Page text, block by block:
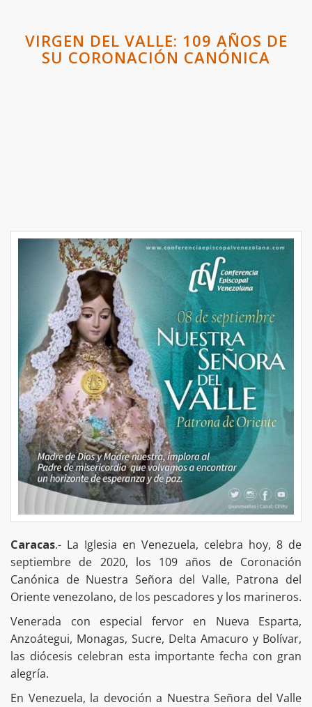
VIRGEN DEL VALLE: 109 AÑOS DE
SU CORONACIÓN CANÓNICA
Caracas.- La Iglesia en Venezuela, celebra hoy, 8 de
septiembre de 2020, los 109 años de Coronación
Canónica de Nuestra Señora del Valle, Patrona del
Oriente venezolano, de los pescadores y los marineros.
Venerada con especial fervor en Nueva Esparta,
Anzoátegui, Monagas, Sucre, Delta Amacuro y Bolívar,
las diócesis celebran esta importante fecha con gran
alegría.
En Venezuela, la devoción a Nuestra Señora del Valle